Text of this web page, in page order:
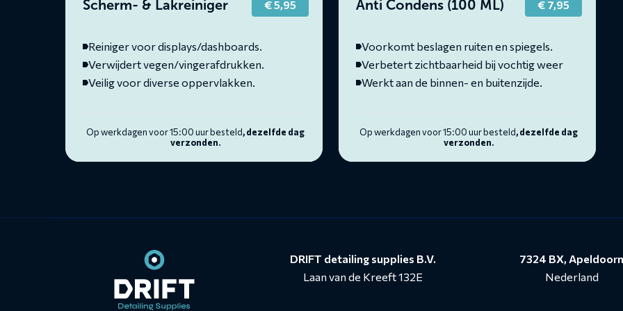
Scherm- & Lakreiniger €5,95
Reiniger voor displays/dashboards.
Verwijdert vegen/vingerafdrukken.
Veilig voor diverse oppervlakken.
Op werkdagen voor 15:00 uur besteld, dezelfde dag
verzonden.
Anti Condens (100 ML) €7,95
Voorkomt beslagen ruiten en spiegels.
Verbetert zichtbaarheid bij vochtig weer
Werkt aan de binnen- en buitenzijde.
Op werkdagen voor 15:00 uur besteld, dezelfde dag
verzonden.
DRIFT detailing supplies B.V.
Laan van de Kreeft 132E
7324 BX, Apeldoorn
Nederland